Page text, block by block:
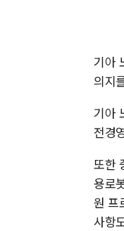
기아
의지
기아
전경
또한
용로
원 프
사항